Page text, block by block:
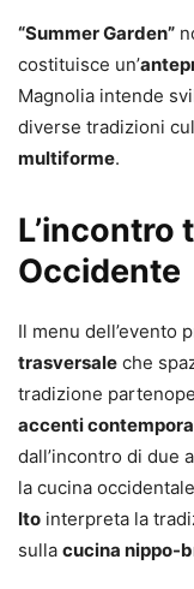
“Summer Garden”
costituisce un’
Magnolia intende
diverse tradizioni
multiforme.
L’incontro
Occidente
Il menu dell’evento
trasversale che
tradizione
accenti
dall’incontro di due
la cucina
Ito interpreta la
sulla cucina nippo-